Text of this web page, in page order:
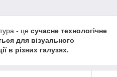
- це сучасне технологічне
для візуального
в різних галузях.